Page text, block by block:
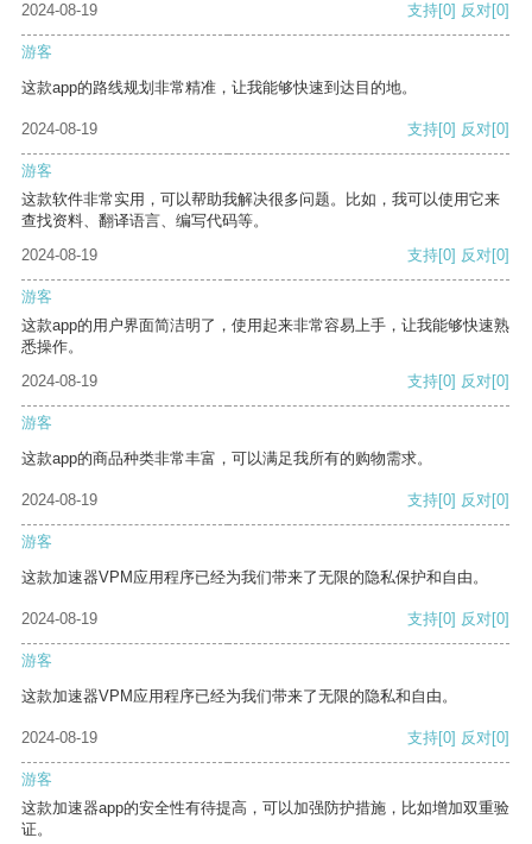
2024-08-19
支持[0] 反对[0]
游客
这款app的路线规划非常精准，让我能够快速到达目的地。
2024-08-19 支持[0] 反对[0]
游客
这款软件非常实用，可以帮助我解决很多问题。比如，我可以使用它来
查找资料、翻译语言、编写代码等。
2024-08-19
支持[0] 反对[0]
游客
这款app的用户界面简洁明了，使用起来非常容易上手，让我能够快速熟
悉操作。
2024-08-19
支持[0] 反对[0]
游客
这款app的商品种类非常丰富，可以满足我所有的购物需求。
2024-08-19 支持[0] 反对[0]
游客
这款加速器VPM应用程序已经为我们带来了无限的隐私保护和自由。
2024-08-19 支持[0] 反对[0]
游客
这款加速器VPM应用程序已经为我们带来了无限的隐私和自由。
2024-08-19 支持[0] 反对[0]
游客
这款加速器app的安全性有待提高，可以加强防护措施，比如增加双重验
证。